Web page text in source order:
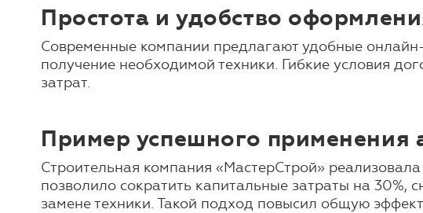
Простота и удобство
Современные компании предлагают удобные
получение необходимой техники. Гибкие условия
затрат.
Пример успешного применения
Строительная компания «МастерСтрой»
позволило сократить капитальные затраты на 30%,
замене техники. Такой подход повысил общую